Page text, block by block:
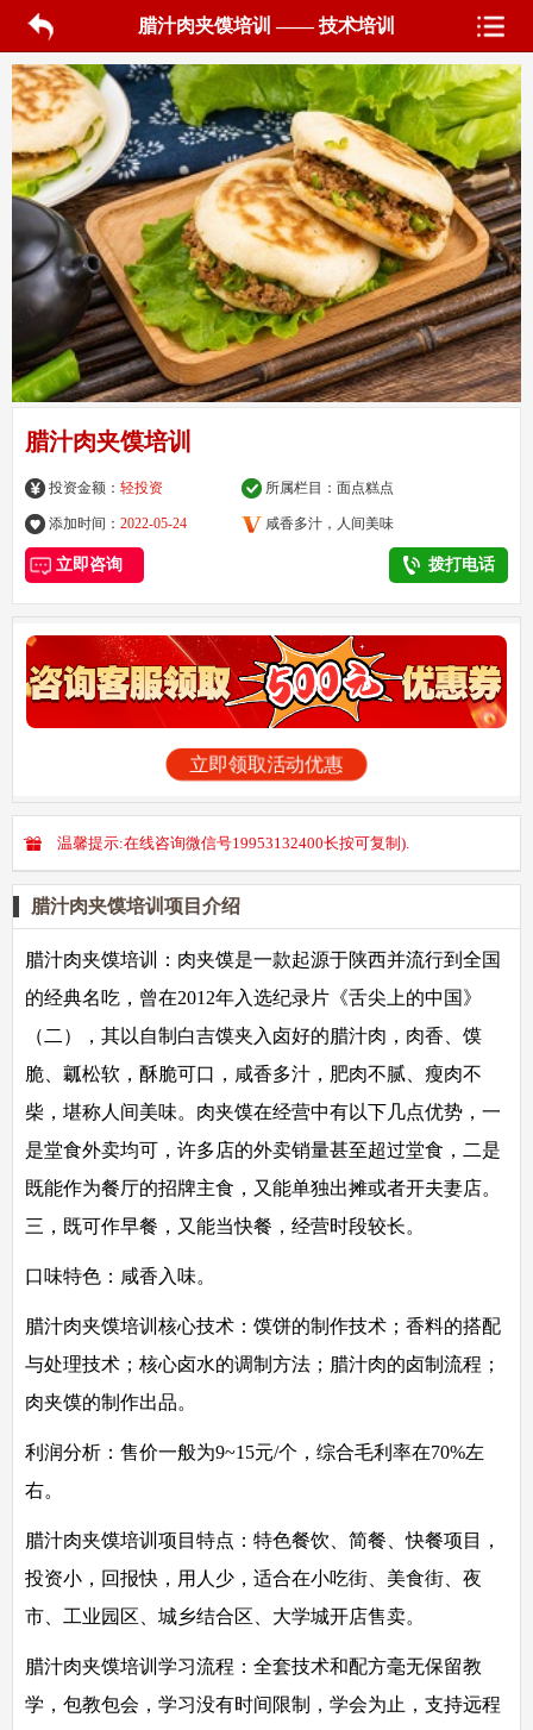
腊汁肉夹馍培训 —— 技术培训
腊汁肉夹馍培训
投资金额： 轻投资 所属栏目：面点糕点
添加时间： 2022-05-24 咸香多汁，人间美味
立即咨询 拨打电话
立即领取活动优惠
温馨提示:在线咨询微信号19953132400长按可复制).
腊汁肉夹馍培训项目介绍
腊汁肉夹馍培训： 肉夹馍是一款起源于陕西并流行到全国
的经典名吃，曾在2012年入选纪录片《舌尖上的中国》
（二），其以自制白吉馍夹入卤好的腊汁肉，肉香、馍
脆、瓤松软，酥脆可口，咸香多汁，肥肉不腻、瘦肉不
柴，堪称人间美味。肉夹馍在经营中有以下几点优势，一
是堂食外卖均可，许多店的外卖销量甚至超过堂食，二是
既能作为餐厅的招牌主食，又能单独出摊或者开夫妻店。
三，既可作早餐，又能当快餐，经营时段较长。
口味特色： 咸香入味。
腊汁肉夹馍培训核心技术： 馍饼的制作技术；香料的搭配
与处理技术；核心卤水的调制方法；腊汁肉的卤制流程；
肉夹馍的制作出品。
利润分析： 售价一般为9~15元/个，综合毛利率在70%左
右。
腊汁肉夹馍培训项目特点： 特色餐饮、简餐、快餐项目，
投资小，回报快，用人少，适合在小吃街、美食街、夜
市、工业园区、城乡结合区、大学城开店售卖。
腊汁肉夹馍培训学习流程： 全套技术和配方毫无保留教
学，包教包会，学习没有时间限制，学会为止，支持远程